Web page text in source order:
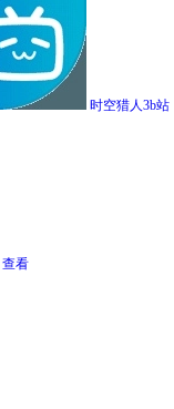
时空猎人3b站
查看